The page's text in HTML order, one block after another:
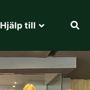
Hjälp till​